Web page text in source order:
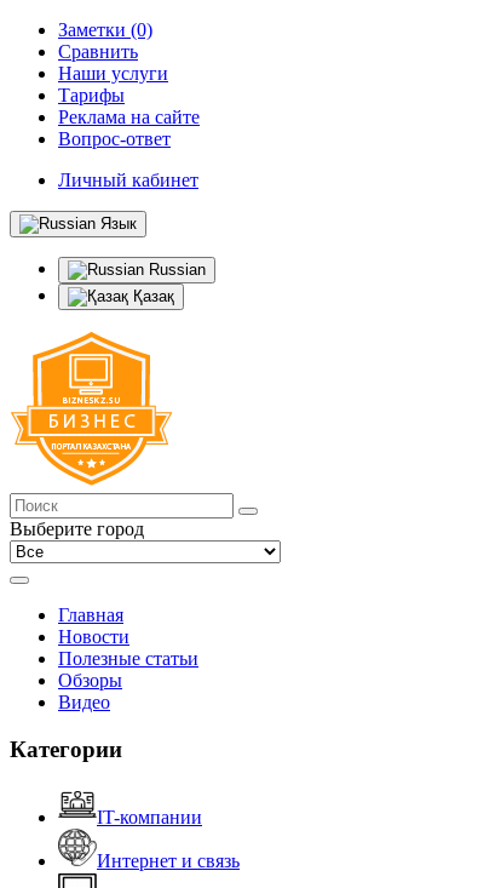
Заметки (0)
Сравнить
Наши услуги
Тарифы
Реклама на сайте
Вопрос-ответ
Личный кабинет
Язык
Russian
Қазақ
Выберите город
Главная
Новости
Полезные статьи
Обзоры
Видео
Категории
IT-компании
Интернет и связь